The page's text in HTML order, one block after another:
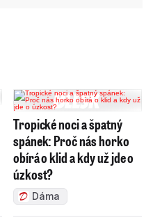
Tropické noci a špatný
spánek: Proč nás horko
obírá o klid a kdy už jde o
úzkost?
Dáma